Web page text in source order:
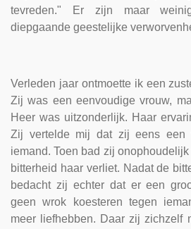
tevreden." Er zijn maar
diepgaande geestelijke
Verleden jaar ontmoette ik een
Zij was een eenvoudige vrouw,
Heer was uitzonderlijk. Haar
Zij vertelde mij dat zij eens een
iemand. Toen bad zij
bitterheid haar verliet. Nadat de
bedacht zij echter dat er een
geen wrok koesteren tegen
meer liefhebben. Daar zij zichzelf